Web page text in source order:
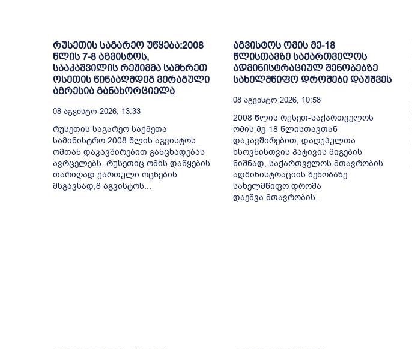
რუსეთის საგარეო უწყება:2008
წლის 7-8 აგვისტოს,
სააკაშვილის რეჟიმმა სამხრეთ
ოსეთის წინააღმდეგ ვერაგული
აგრესია განახორციელა
08 Აგვისტო 2026, 13:33
რუსეთის საგარეო საქმეთა
სამინისტრო 2008 წლის აგვისტოს
ომთან დაკავშირებით განცხადებას
ავრცელებს. რუსეთიც ომის დაწყების
თარიღად ქართული ოცნების
მსგავსად,8 აგვისტოს...
აგვისტოს ომის მე-18
წლისთავზე საქართველოს
ადმინისტრაციულ შენობებზე
სახელმწიფო დროშები დაუშვეს
08 Აგვისტო 2026, 10:58
2008 წლის რუსეთ-საქართველოს
ომის მე-18 წლისთავთან
დაკავშირებით, დაღუპულთა
ხსოვნისთვის პატივის მიგების
ნიშნად, საქართველოს მთავრობის
ადმინისტრაციის შენობაზე
სახელმწიფო დროშა
დაეშვა.მთავრობის...